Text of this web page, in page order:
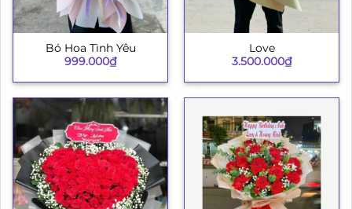
Bó Hoa Tình Yêu
999.000₫
Love
3.500.000₫